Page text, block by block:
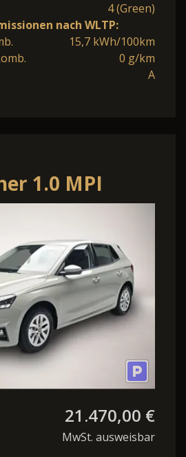
4 (Green)
nach WLTP:
15,7 kWh/100km
0 g/km
A
1.0 MPI
Kamera
21.470,00 €
MwSt. ausweisbar